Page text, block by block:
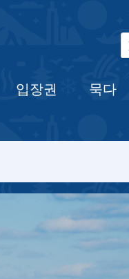
입장권 묵다